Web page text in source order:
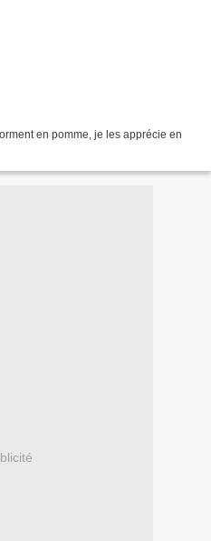
en pomme, je les apprécie en